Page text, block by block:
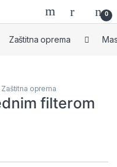
0
Zaštitna oprema
Zaštitna oprema
filterom